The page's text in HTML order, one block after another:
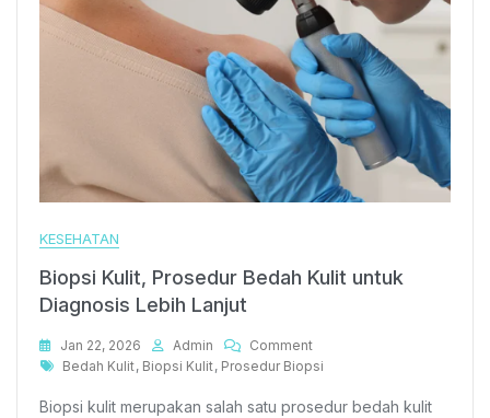
KESEHATAN
Biopsi Kulit, Prosedur Bedah Kulit untuk
Diagnosis Lebih Lanjut
Jan 22, 2026 Admin CommentOn
Biopsi
Prosedur
Tags
Bedah Kulit, Biopsi Kulit, Prosedur Biopsi
Biopsi kulit merupakan salah satu prosedur bedah kulit